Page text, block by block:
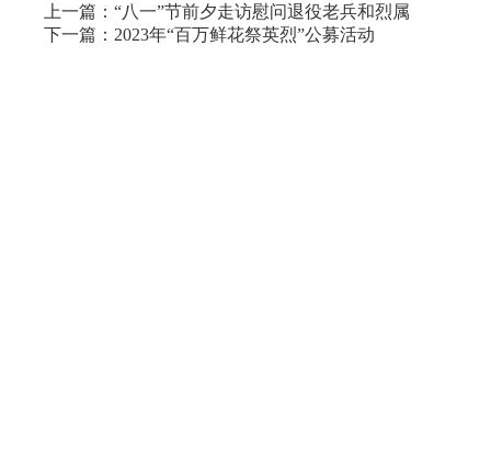
上一篇：“八一”节前夕走访慰问退役老兵和烈属
下一篇：2023年“百万鲜花祭英烈”公募活动